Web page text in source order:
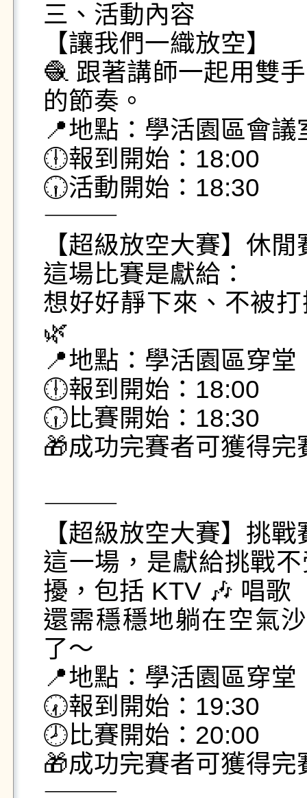
三、活動內容
【讓我們一織放空】
🧶 跟著講師一起用雙
的節奏。
📍地點：學活園區會議
🕕報到開始：18:00
🕡活動開始：18:30
⸻
【超級放空大賽】休閒
這場比賽是獻給：
想好好靜下來、不被
🌿
📍地點：學活園區穿堂
🕕報到開始：18:00
🕡比賽開始：18:30
🎁成功完賽者可獲得完
⸻
【超級放空大賽】挑戰
這一場，是獻給挑戰
擾，包括 KTV 🎶 唱歌
還需穩穩地躺在空氣
了～
📍地點：學活園區穿堂
🕢報到開始：19:30
🕗比賽開始：20:00
🎁成功完賽者可獲得